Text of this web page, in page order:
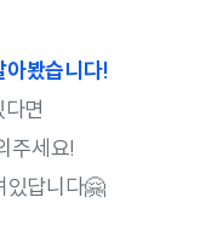
아봤습니다!
면
주세요!
있답니다🤗